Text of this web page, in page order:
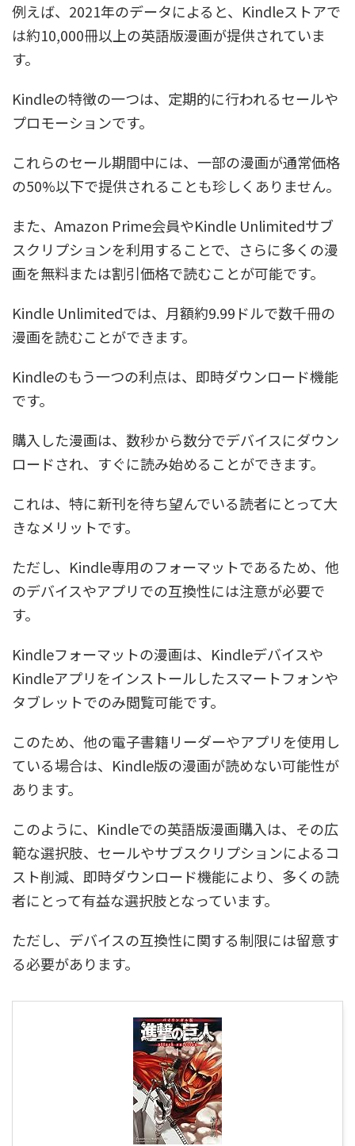
例えば、2021年のデータによると、Kindleストアで
は約10,000冊以上の英語版漫画が提供されていま
す。
Kindleの特徴の一つは、定期的に行われるセールや
プロモーションです。
これらのセール期間中には、一部の漫画が通常価格
の50%以下で提供されることも珍しくありません。
また、Amazon Prime会員やKindle Unlimitedサブ
スクリプションを利用することで、さらに多くの漫
画を無料または割引価格で読むことが可能です。
Kindle Unlimitedでは、月額約9.99ドルで数千冊の
漫画を読むことができます。
Kindleのもう一つの利点は、即時ダウンロード機能
です。
購入した漫画は、数秒から数分でデバイスにダウン
ロードされ、すぐに読み始めることができます。
これは、特に新刊を待ち望んでいる読者にとって大
きなメリットです。
ただし、Kindle専用のフォーマットであるため、他
のデバイスやアプリでの互換性には注意が必要で
す。
Kindleフォーマットの漫画は、Kindleデバイスや
Kindleアプリをインストールしたスマートフォンや
タブレットでのみ閲覧可能です。
このため、他の電子書籍リーダーやアプリを使用し
ている場合は、Kindle版の漫画が読めない可能性が
あります。
このように、Kindleでの英語版漫画購入は、その広
範な選択肢、セールやサブスクリプションによるコ
スト削減、即時ダウンロード機能により、多くの読
者にとって有益な選択肢となっています。
ただし、デバイスの互換性に関する制限には留意す
る必要があります。